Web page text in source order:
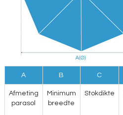
A B C
Afmeting
parasol
Minimum
breedte
Stokdikte